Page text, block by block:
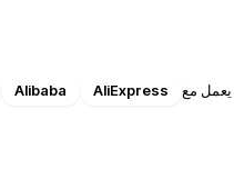
نصائح
يعمل مع AliExpress
Alibaba